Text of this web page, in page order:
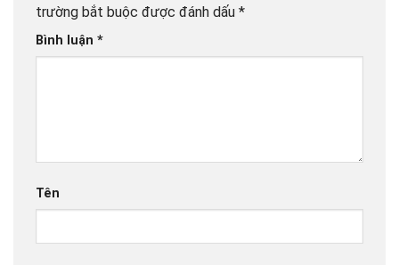
trường bắt buộc được đánh dấu *
Bình luận *
Tên